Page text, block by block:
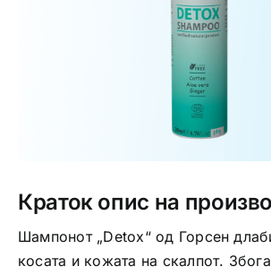
Краток опис на
Шампонот „Detox“ од Горсен
косата и кожата на скалпот.